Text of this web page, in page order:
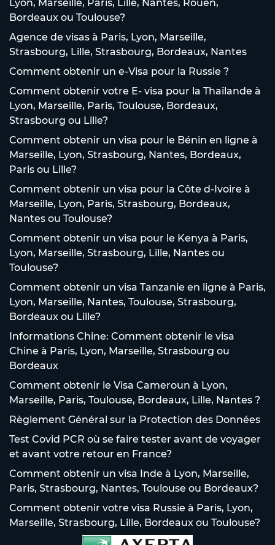
Lyon, Marseille, Paris, Lille, Nantes, Rouen,
Bordeaux ou Toulouse?
Agence de visas à Paris, Lyon, Marseille,
Strasbourg, Lille, Strasbourg, Bordeaux, Nantes
Comment obtenir un e-Visa pour la Russie ?
Comment obtenir votre E- visa pour la Thaïlande à
Lyon, Marseille, Paris, Toulouse, Bordeaux,
Strasbourg ou Lille?
Comment obtenir un visa pour le Bénin en ligne à
Marseille, Lyon, Strasbourg, Nantes, Bordeaux,
Paris ou Lille?
Comment obtenir un visa pour la Côte d-Ivoire à
Marseille, Lyon, Paris, Strasbourg, Bordeaux,
Nantes ou Toulouse?
Comment obtenir un visa pour le Kenya à Paris,
Lyon, Marseille, Strasbourg, Lille, Nantes ou
Toulouse?
Comment obtenir un visa Tanzanie en ligne à Paris,
Lyon, Marseille, Nantes, Toulouse, Strasbourg,
Bordeaux ou Lille?
Informations Chine: Comment obtenir le visa
Chine à Paris, Lyon, Marseille, Strasbourg ou
Bordeaux
Comment obtenir le Visa Cameroun à Lyon,
Marseille, Paris, Toulouse, Bordeaux, Lille, Nantes ?
Règlement Général sur la Protection des Données
Test Covid PCR où se faire tester avant de voyager
et avant votre retour en France?
Comment obtenir un visa Inde à Lyon, Marseille,
Paris, Strasbourg, Nantes, Toulouse ou Bordeaux?
Comment obtenir votre visa Russie à Paris, Lyon,
Marseille, Strasbourg, Lille, Bordeaux ou Toulouse?